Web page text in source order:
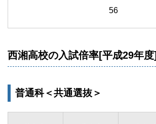
56
西湘高校の入試倍率[平成29年度]
普通科＜共通選抜＞